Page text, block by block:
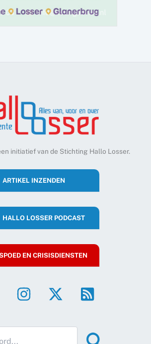
initiatief van de Stichting Hallo Losser.
ARTIKEL INZENDEN
HALLO LOSSER PODCAST
EN CRISISDIENSTEN